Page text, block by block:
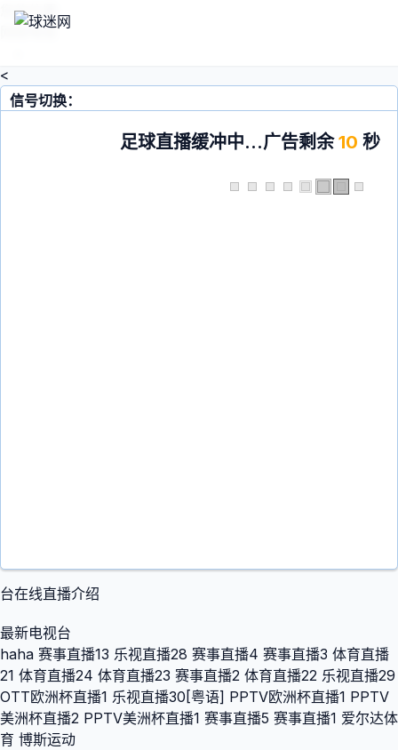
您的位置：
网络电视
<
信号切换：
足球直播缓冲中...广告剩余 10 秒
台在线直播介绍
最新电视台
haha 赛事直播13 乐视直播28 赛事直播4 赛事直播3 体育直播
21 体育直播24 体育直播23 赛事直播2 体育直播22 乐视直播29
OTT欧洲杯直播1 乐视直播30[粤语] PPTV欧洲杯直播1 PPTV
美洲杯直播2 PPTV美洲杯直播1 赛事直播5 赛事直播1 爱尔达体
育 博斯运动